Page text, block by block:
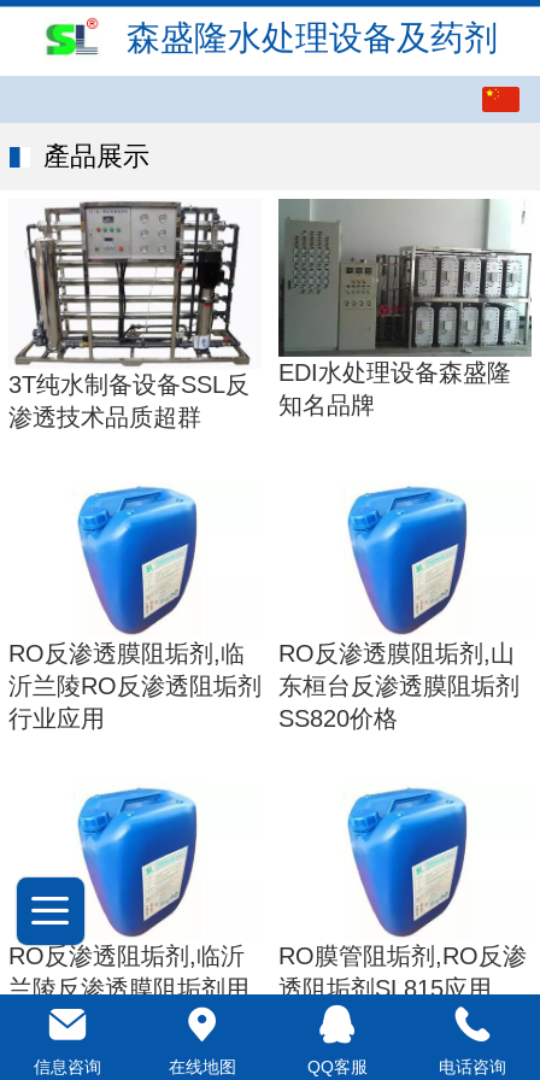
森盛隆水处理设备及药剂
English
產品展示
3T纯水制备设备SSL反
渗透技术品质超群
EDI水处理设备森盛隆
知名品牌
RO反渗透膜阻垢剂,临
沂兰陵RO反渗透阻垢剂
行业应用
RO反渗透膜阻垢剂,山
东桓台反渗透膜阻垢剂
SS820价格
RO反渗透阻垢剂,临沂
兰陵反渗透膜阻垢剂用
RO膜管阻垢剂,RO反渗
透阻垢剂SL815应用
信息咨询 在线地图 QQ客服 电话咨询